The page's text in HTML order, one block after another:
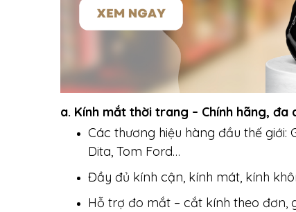
a. Kính mắt thời trang – Chính hãng, đa
Các thương hiệu hàng đầu thế giới:
Dita, Tom Ford…
Đầy đủ kính cận, kính mát, kính
Hỗ trợ đo mắt – cắt kính theo đơn,